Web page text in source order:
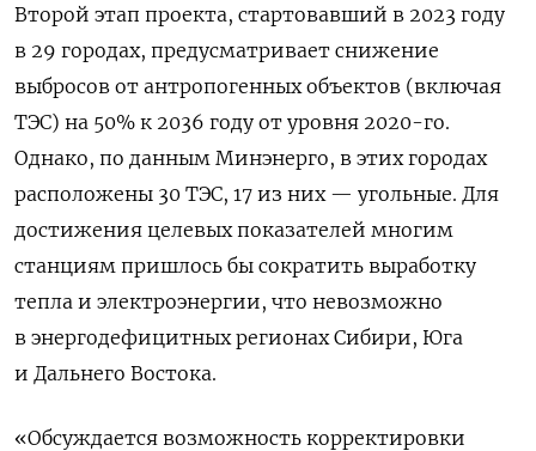
Второй этап проекта, стартовавший в 2023 году
в 29 городах, предусматривает снижение
выбросов от антропогенных объектов (включая
ТЭС) на 50% к 2036 году от уровня 2020-го.
Однако, по данным Минэнерго, в этих городах
расположены 30 ТЭС, 17 из них — угольные. Для
достижения целевых показателей многим
станциям пришлось бы сократить выработку
тепла и электроэнергии, что невозможно
в энергодефицитных регионах Сибири, Юга
и Дальнего Востока.
«Обсуждается возможность корректировки